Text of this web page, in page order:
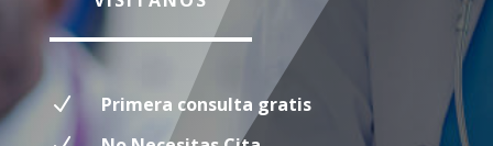
N
Primera consulta gratis